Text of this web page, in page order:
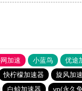
加速 小蓝鸟 优途
快柠檬加速器 旋风加
白鲸加速器 vp(永久